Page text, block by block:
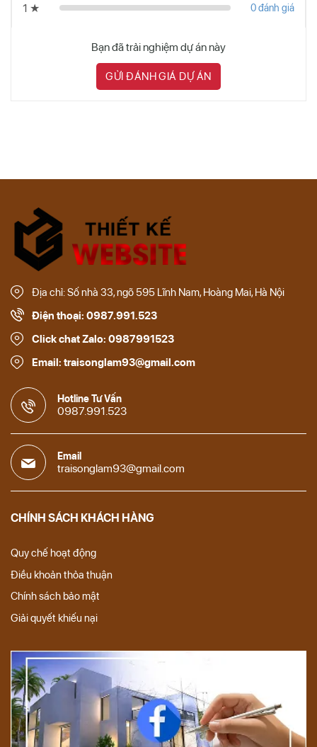
1 ★ 0 đánh giá
Bạn đã trải nghiệm dự án này
GỬI ĐÁNH GIÁ DỰ ÁN
Địa chỉ: Số nhà 33, ngõ 595 Lĩnh Nam, Hoàng Mai, Hà Nội
Điện thoại: 0987.991.523
Click chat Zalo: 0987991523
Email: traisonglam93@gmail.com
Hotline Tư Vấn
0987.991.523
Email
traisonglam93@gmail.com
CHÍNH SÁCH KHÁCH HÀNG
Quy chế hoạt động
Điều khoản thỏa thuận
Chính sách bảo mật
Giải quyết khiếu nại